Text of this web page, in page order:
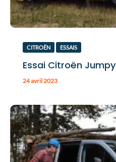
CITROËN ESSAIS
Essai Citroën
24 avril 2023